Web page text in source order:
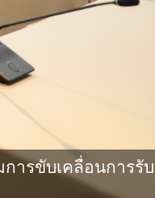
ารขับเคลื่อนการ